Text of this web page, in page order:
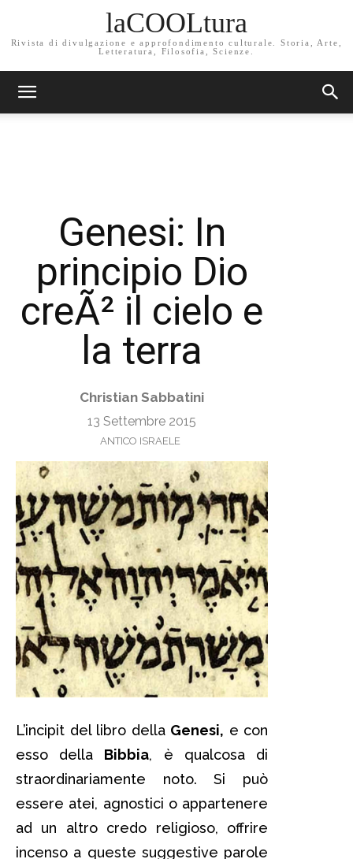
laCOOLtura
Rivista di divulgazione e approfondimento culturale. Storia, Arte,
Letteratura, Filosofia, Scienze.
Genesi: In
principio Dio
creÃ² il cielo e
la terra
Christian Sabbatini
13 Settembre 2015
ANTICO ISRAELE
L’incipit del libro della Genesi, e con
esso della Bibbia, è qualcosa di
straordinariamente noto. Si può
essere atei, agnostici o appartenere
ad un altro credo religioso, offrire
incenso a queste suggestive parole